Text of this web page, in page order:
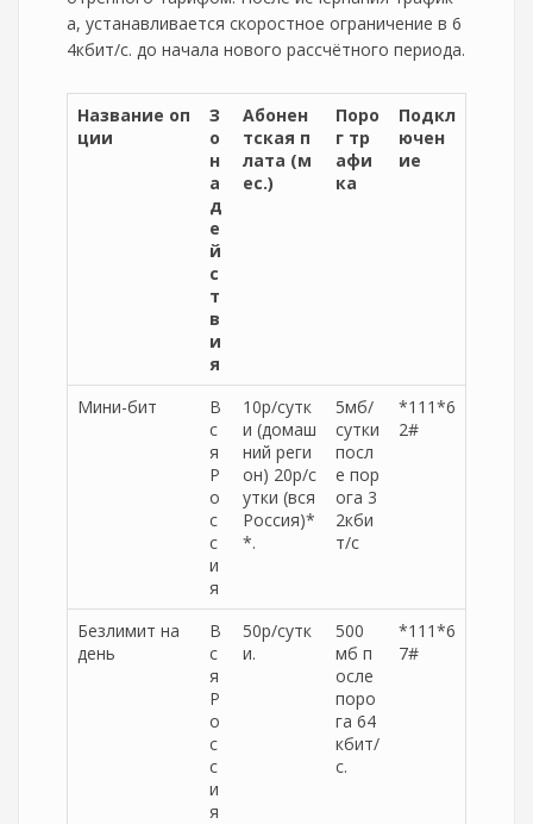
а, устанавливается скоростное ограничение в 6
4кбит/с. до начала нового рассчётного периода.
Название оп
ции
З
о
н
а
д
е
й
с
т
в
и
я
Абонен
тская п
лата (м
ес.)
Поро
г тр
афи
ка
Подкл
ючен
ие
Мини-бит
В
с
я
Р
о
с
с
и
я
10р/сутк
и (домаш
ний реги
он) 20р/с
утки (вся
Россия)*
*.
5мб/
сутки
посл
е пор
ога 3
2кби
т/с
*111*6
2#
Безлимит на
день
В
с
я
Р
о
с
с
и
я
50р/сутк
и.
500
мб п
осле
поро
га 64
кбит/
с.
*111*6
7#